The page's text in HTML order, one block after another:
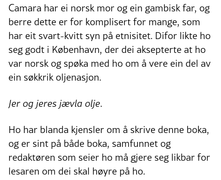
Camara har ei norsk mor og ein gambisk far, og
berre dette er for komplisert for mange, som
har eit svart-kvitt syn på etnisitet. Difor likte ho
seg godt i København, der dei aksepterte at ho
var norsk og spøka med ho om å vere ein del av
ein søkkrik oljenasjon.
Jer og jeres jævla olje.
Ho har blanda kjensler om å skrive denne boka,
og er sint på både boka, samfunnet og
redaktøren som seier ho må gjere seg likbar for
lesaren om dei skal høyre på ho.